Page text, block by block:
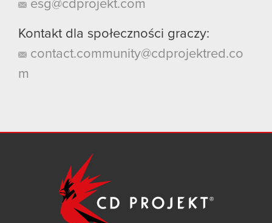
esg@cdprojekt.com
Kontakt dla społeczności graczy:
contact.community@cdprojektred.co
m